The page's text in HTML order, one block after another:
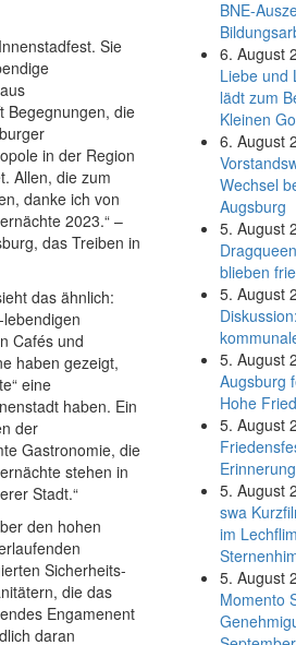
Sie
Begegnungen, die
in der Region
Allen, die zum
danke ich von
2023.“ –
das Treiben in
das ähnlich:
Cafés und
haben gezeigt,
eine
haben. Ein
der
Gastronomie, die
stehen in
Stadt.“
den hohen
Sicherheits-
die das
Engamenent
daran
BNE-
6. August
Liebe und
lädt zum
Kleinen
6. August
Wechsel
Augsburg
5. August
blieben
5. August
5. August
Augsburg
Hohe
5. August
5. August
swa
im
5. August
Momento